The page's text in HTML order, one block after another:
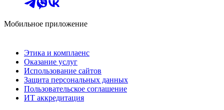
Мобильное приложение
Этика и комплаенс
Оказание услуг
Использование сайтов
Защита персональных данных
Пользовательское соглашение
ИТ аккредитация